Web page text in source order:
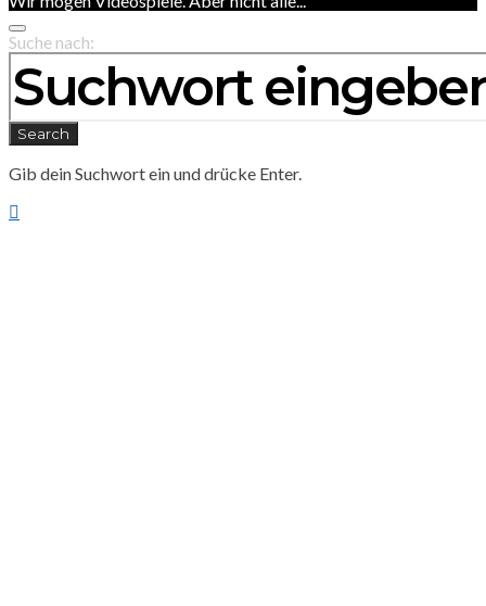
Suche nach:
Search
Gib dein Suchwort ein und drücke Enter.